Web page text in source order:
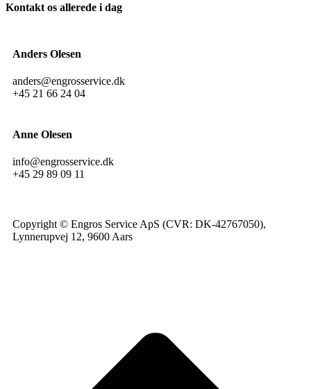
Kontakt os allerede i dag
Anders Olesen
anders@engrosservice.dk
+45 21 66 24 04
Anne Olesen
info@engrosservice.dk
+45 29 89 09 11
Copyright © Engros Service ApS (CVR: DK-42767050),
Lynnerupvej 12, 9600 Aars